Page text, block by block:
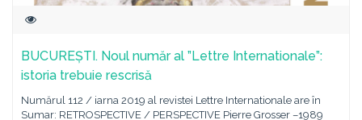
BUCUREȘTI. Noul număr al ”Lettre Internationale”:
istoria trebuie rescrisă
Numărul 112 / iarna 2019 al revistei Lettre Internationale are în
Sumar: RETROSPECTIVE / PERSPECTIVE Pierre Grosser –1989